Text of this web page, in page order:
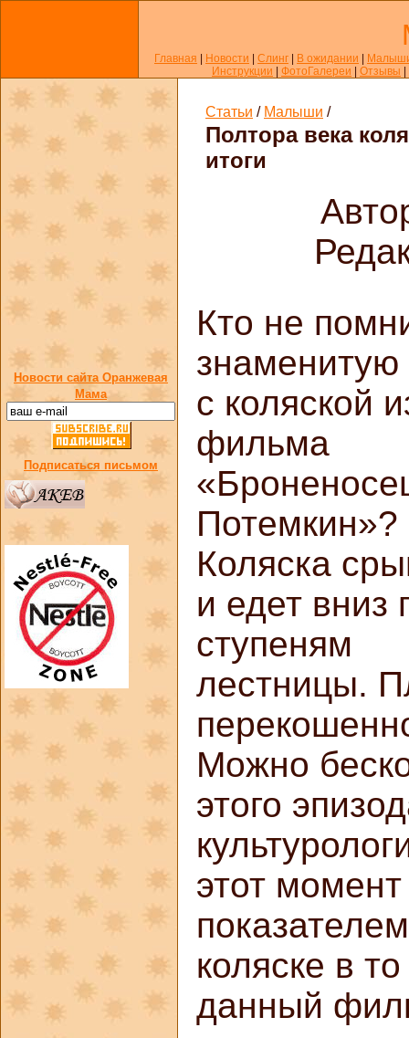
Главная Новости Слинг В ожидании
Инструкции
ФотоГалереи Отзывы
Новости сайта Оранжевая
Мама
Подписаться письмом
Статьи / Малыши /
Полтора века
итоги
Кто не
знаменитую
с коляской
фильма
Потемкин»?
Коляска
и едет вниз
ступеням
лестницы.
Можно
этого
этот
коляске в
данный